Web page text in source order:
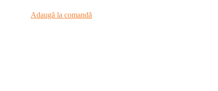
Adaugă la comandă